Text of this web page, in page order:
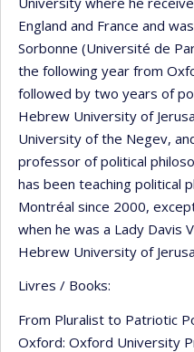
England and France and
Sorbonne (Université de
the following year from
followed by two years of
Hebrew University of
University of the Negev,
professor of political
has been teaching political
Montréal since 2000,
when he was a Lady Davis
Hebrew University of
Livres / Books:
From Pluralist to Patriotic
Oxford: Oxford University